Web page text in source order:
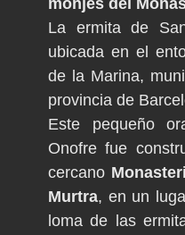
Industria Proyecto
Archicad
monjes del
La ermita de
ubicada en el
de la Marina,
provincia de
Este pequeño
Onofre fue
cercano
Murtra, en un
loma de las